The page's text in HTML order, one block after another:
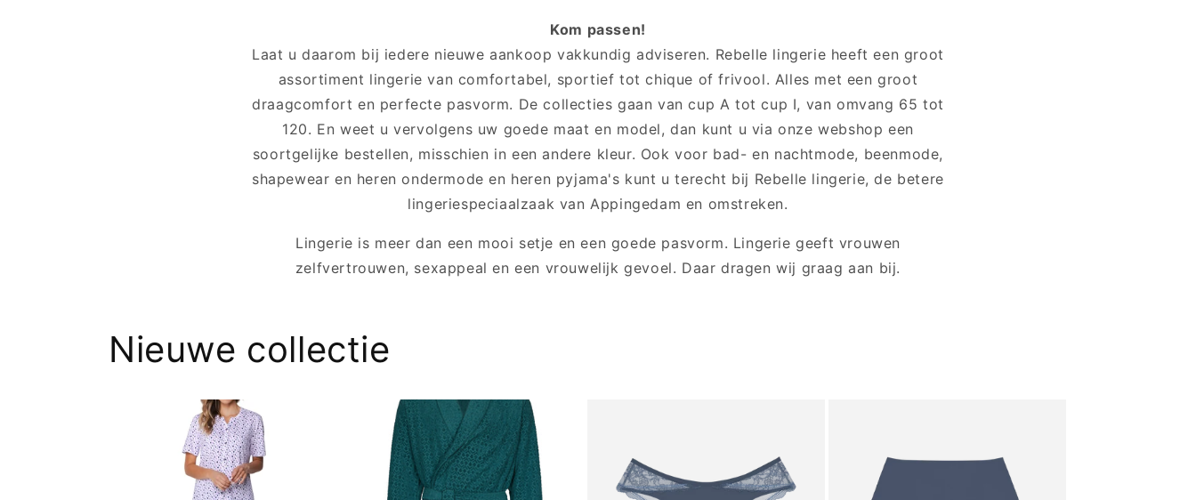
Kom passen!
Laat u daarom bij iedere nieuwe aankoop vakkundig adviseren. Rebelle lingerie heeft een groot
assortiment lingerie van comfortabel, sportief tot chique of frivool. Alles met een groot
draagcomfort en perfecte pasvorm. De collecties gaan van cup A tot cup I, van omvang 65 tot
120. En weet u vervolgens uw goede maat en model, dan kunt u via onze webshop een
soortgelijke bestellen, misschien in een andere kleur. Ook voor bad- en nachtmode, beenmode,
shapewear en heren ondermode en heren pyjama's kunt u terecht bij Rebelle lingerie, de betere
lingeriespeciaalzaak van Appingedam en omstreken.
Lingerie is meer dan een mooi setje en een goede pasvorm. Lingerie geeft vrouwen
zelfvertrouwen, sexappeal en een vrouwelijk gevoel. Daar dragen wij graag aan bij.
Nieuwe collectie